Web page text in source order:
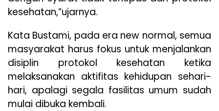
kesehatan,”ujarnya.
Kata Bustami, pada era new normal, semua
masyarakat harus fokus untuk menjalankan
disiplin protokol kesehatan ketika
melaksanakan aktifitas kehidupan sehari-
hari, apalagi segala fasilitas umum sudah
mulai dibuka kembali.